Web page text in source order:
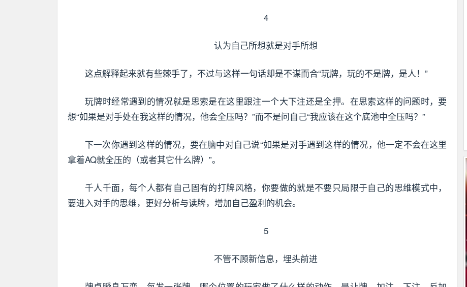
4
认为自己所想就是对手所想
这点解释起来就有些棘手了，不过与这样一句话却是不谋而合“玩牌，玩的不是牌，是人！”
玩牌时经常遇到的情况就是思索是在这里跟注一个大下注还是全押。在思索这样的问题时，要
想“如果是对手处在我这样的情况，他会全压吗？”而不是问自己“我应该在这个底池中全压吗？”
下一次你遇到这样的情况，要在脑中对自己说“如果是对手遇到这样的情况，他一定不会在这里
拿着AQ就全压的（或者其它什么牌）”。
千人千面，每个人都有自己固有的打牌风格，你要做的就是不要只局限于自己的思维模式中，
要进入对手的思维，更好分析与读牌，增加自己盈利的机会。
5
不管不顾新信息，埋头前进